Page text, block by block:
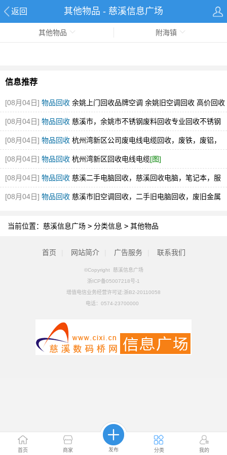
返回 其他物品 - 慈溪信息广场
首页 商家 发布 分类 我的
其他物品 附海镇
信息推荐
[08月04日] 物品回收 余姚上门回收品牌空调 余姚旧空调回收 高价回收
[图]
[08月04日] 物品回收 慈溪市，余姚市不锈钢废料回收专业回收不锈钢
废料304.316厂家直接收购[图]
[08月04日] 物品回收 杭州湾新区公司废电线电缆回收，废铁，废铝，
不锈钢回收[图]
[08月04日] 物品回收 杭州湾新区回收电线电缆[图]
[08月04日] 物品回收 慈溪二手电脑回收，慈溪回收电脑，笔记本，服
务器[图]
[08月04日] 物品回收 慈溪市旧空调回收，二手旧电脑回收，废旧金属
当前位置： 慈溪信息广场 > 分类信息 > 其他物品
首页 网站简介 广告服务 联系我们
©Copyright 慈溪信息广场
浙ICP备05007218号-1
增值电信业务经营许可证:浙B2-20110058
电话： 0574-23700000